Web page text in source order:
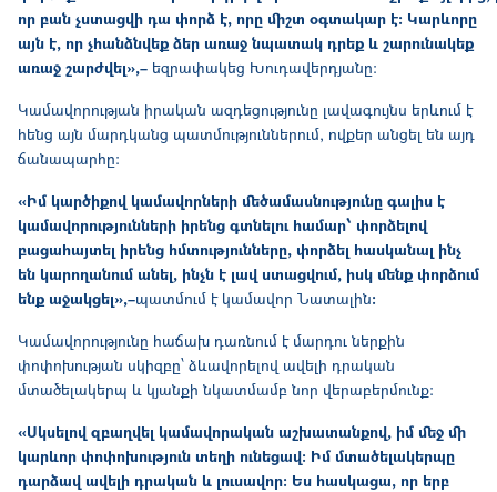
որ բան չստացվի դա փորձ է, որը միշտ օգտակար է։ Կարևորը
այն է, որ չհանձնվեք ձեր առաջ նպատակ դրեք և շարունակեք
առաջ շարժվել»,– եզրափակեց Խուդավերդյանը։
Կամավորության իրական ազդեցությունը լավագույնս երևում է
հենց այն մարդկանց պատմություններում, ովքեր անցել են այդ
ճանապարհը։
«Իմ կարծիքով կամավորների մեծամասնությունը գալիս է
կամավորությունների իրենց գտնելու համար՝ փորձելով
բացահայտել իրենց հմտությունները, փորձել հասկանալ ինչ
են կարողանում անել, ինչն է լավ ստացվում, իսկ մենք փորձում
ենք աջակցել»,–պատմում է կամավոր Նատալին։
Կամավորությունը հաճախ դառնում է մարդու ներքին
փոփոխության սկիզբը՝ ձևավորելով ավելի դրական
մտածելակերպ և կյանքի նկատմամբ նոր վերաբերմունք։
«Սկսելով զբաղվել կամավորական աշխատանքով, իմ մեջ մի
կարևոր փոփոխություն տեղի ունեցավ։ Իմ մտածելակերպը
դարձավ ավելի դրական և լուսավոր։ Ես հասկացա, որ երբ